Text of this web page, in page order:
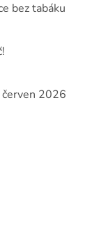
bez tabáku
červen 2026